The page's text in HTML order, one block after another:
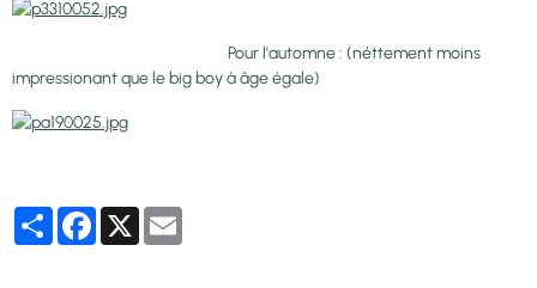
Pour l'automne : (néttement moins
impressionant que le big boy à âge égale)
PartagerFacebook
X